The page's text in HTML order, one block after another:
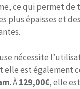
ce qui permet de
plus épaisses et
nécessite
elle est également
. À129,00€, elle